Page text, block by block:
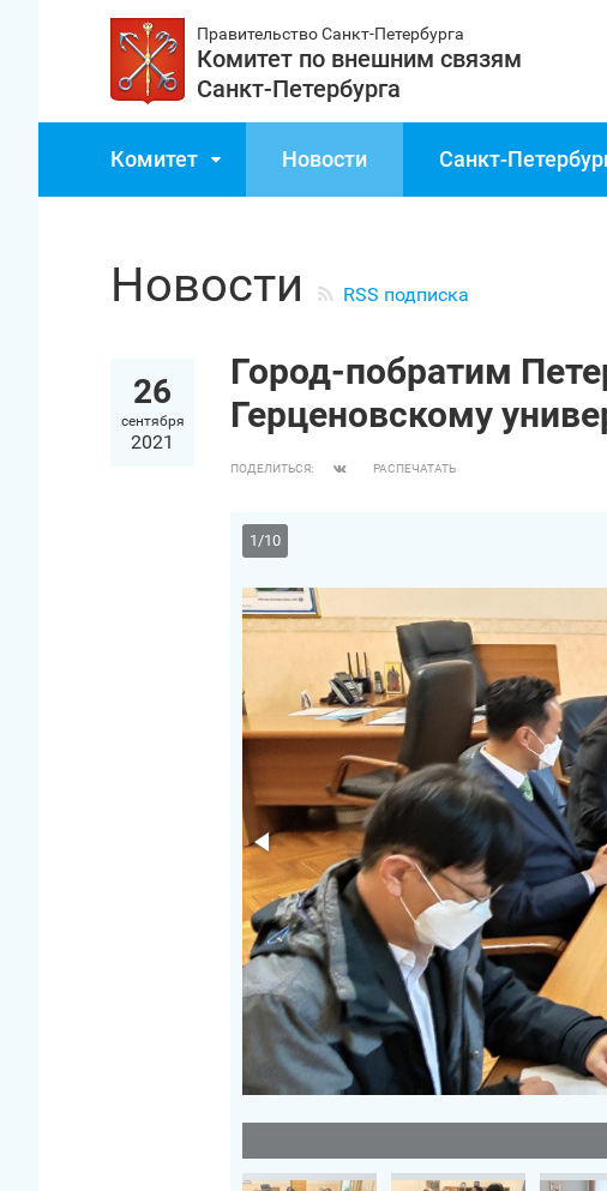
Правительство Санкт‑Петербурга
Комитет по внешним связям
Санкт‑Петербурга
Комитет Новости
Новости RSS подписка
26
сентября
2021
Город-побратим
Герценовскому
ПОДЕЛИТЬСЯ: РАСПЕЧАТАТЬ
1/10